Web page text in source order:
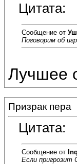
Цитата:
Сообщение от
Поговорим об
Лучшее
Призрак пера
Цитата:
Сообщение от
Если пригрозит